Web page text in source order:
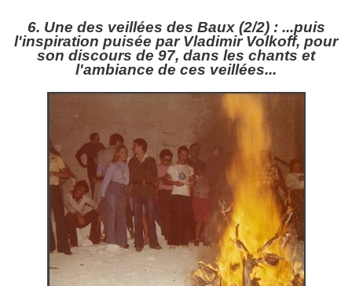
6. Une des veillées des Baux (2/2) : ...puis
l'inspiration puisée par Vladimir Volkoff, pour
son discours de 97, dans les chants et
l'ambiance de ces veillées...